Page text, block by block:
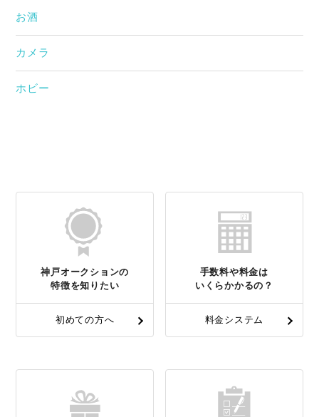
お酒
カメラ
ホビー
神戸オークションの
特徴を知りたい
初めての方へ
手数料や料金は
いくらかかるの？
料金システム